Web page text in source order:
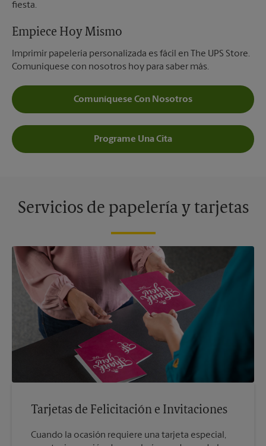
fiesta.
Empiece Hoy Mismo
Imprimir papelería personalizada es fácil en The UPS Store.
Comuníquese con nosotros hoy para saber más.
Comuníquese Con Nosotros
Programe Una Cita
Servicios de papelería y tarjetas
Tarjetas de Felicitación e Invitaciones
Cuando la ocasión requiere una tarjeta especial,